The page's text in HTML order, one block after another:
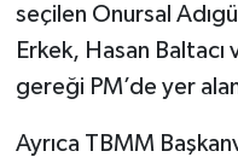
seçilen Onursal
Erkek, Hasan
gereği PM’de yer
Ayrıca TBMM